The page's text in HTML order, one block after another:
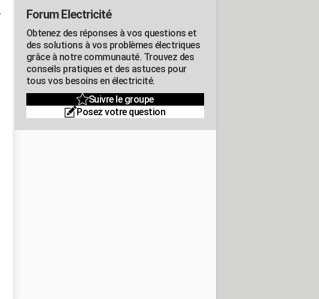
Forum Electricité
Obtenez des réponses à vos questions et
des solutions à vos problèmes électriques
grâce à notre communauté. Trouvez des
conseils pratiques et des astuces pour
tous vos besoins en électricité.
Suivre le groupe
Posez votre question